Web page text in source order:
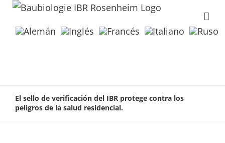
El sello de verificación del IBR protege contra los
peligros de la salud residencial.